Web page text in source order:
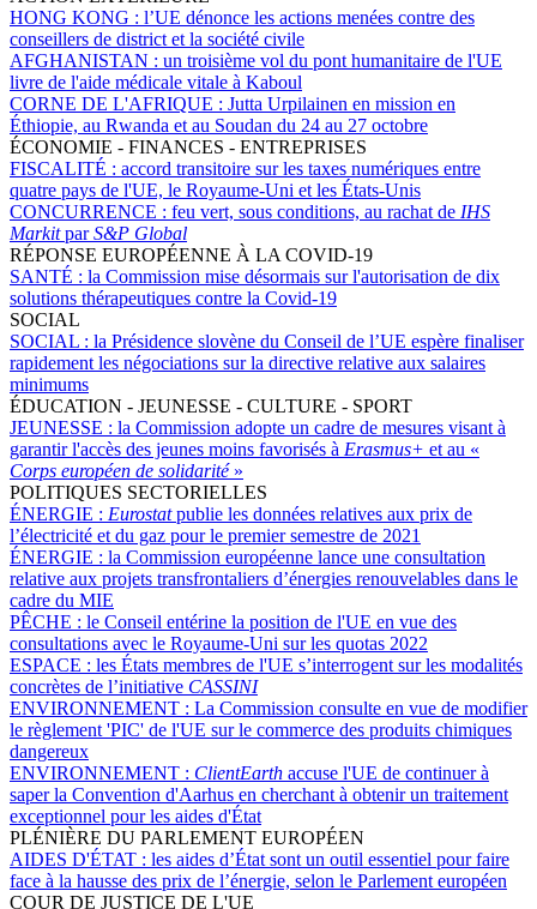
HONG KONG : l’UE dénonce les actions menées contre des
conseillers de district et la société civile
AFGHANISTAN : un troisième vol du pont humanitaire de l'UE
livre de l'aide médicale vitale à Kaboul
CORNE DE L'AFRIQUE : Jutta Urpilainen en mission en
Éthiopie, au Rwanda et au Soudan du 24 au 27 octobre
ÉCONOMIE - FINANCES - ENTREPRISES
FISCALITÉ : accord transitoire sur les taxes numériques entre
quatre pays de l'UE, le Royaume-Uni et les États-Unis
CONCURRENCE : feu vert, sous conditions, au rachat de IHS
MarkitparS&P Global
RÉPONSE EUROPÉENNE À LA COVID-19
SANTÉ : la Commission mise désormais sur l'autorisation de dix
solutions thérapeutiques contre la Covid-19
SOCIAL
SOCIAL : la Présidence slovène du Conseil de l’UE espère finaliser
rapidement les négociations sur la directive relative aux salaires
minimums
ÉDUCATION - JEUNESSE - CULTURE - SPORT
JEUNESSE : la Commission adopte un cadre de mesures visant à
garantir l'accès des jeunes moins favorisés à Erasmus+ et au «
Corps européen de solidarité»
POLITIQUES SECTORIELLES
ÉNERGIE : Eurostatpublie les données relatives aux prix de
l’électricité et du gaz pour le premier semestre de 2021
ÉNERGIE : la Commission européenne lance une consultation
relative aux projets transfrontaliers d’énergies renouvelables dans le
cadre du MIE
PÊCHE : le Conseil entérine la position de l'UE en vue des
consultations avec le Royaume-Uni sur les quotas 2022
ESPACE : les États membres de l'UE s’interrogent sur les modalités
concrètes de l’initiative CASSINI
ENVIRONNEMENT : La Commission consulte en vue de modifier
le règlement 'PIC' de l'UE sur le commerce des produits chimiques
dangereux
ENVIRONNEMENT : ClientEarth accuse l'UE de continuer à
saper la Convention d'Aarhus en cherchant à obtenir un traitement
exceptionnel pour les aides d'État
PLÉNIÈRE DU PARLEMENT EUROPÉEN
AIDES D'ÉTAT : les aides d’État sont un outil essentiel pour faire
face à la hausse des prix de l’énergie, selon le Parlement européen
COUR DE JUSTICE DE L'UE